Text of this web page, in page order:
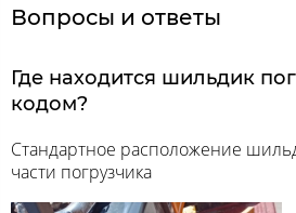
Вопросы и ответы
Где находится шильдик
кодом?
Стандартное расположение
части погрузчика